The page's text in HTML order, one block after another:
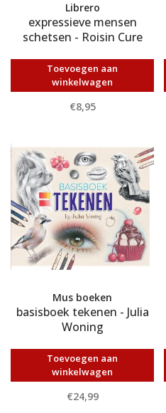
Librero
expressieve mensen
schetsen - Roisin Cure
Toevoegen aan
winkelwagen
€8,95
Mus boeken
basisboek tekenen - Julia
Woning
Toevoegen aan
winkelwagen
€24,99